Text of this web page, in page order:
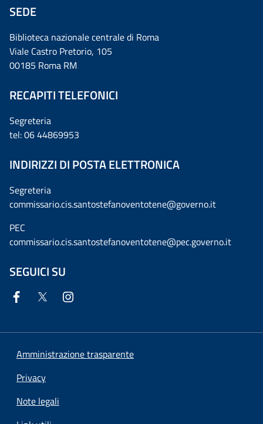
SEDE
Biblioteca nazionale centrale di Roma
Viale Castro Pretorio, 105
00185 Roma RM
RECAPITI TELEFONICI
Segreteria
tel: 06 44869953
INDIRIZZI DI POSTA ELETTRONICA
Segreteria
commissario.cis.santostefanoventotene@governo.it
PEC
commissario.cis.santostefanoventotene@pec.governo.it
SEGUICI SU
Amministrazione trasparente
Privacy
Note legali